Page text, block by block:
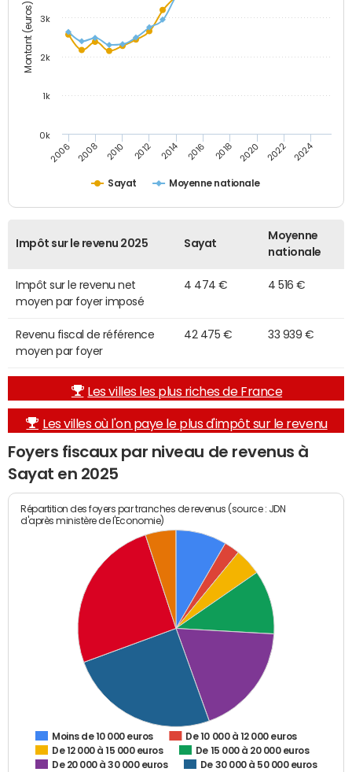
Montant (euros)
Sayat Moyenne nationale
2006 2008 2010 2012 2014 2016 2018 2020 2022 2024
0k
1k
2k
3k
Impôt sur le revenu 2025 Sayat
Moyenne
nationale
Impôt sur le revenu net
moyen par foyer imposé
4 474 € 4 516 €
Revenu fiscal de référence
moyen par foyer
42 475 € 33 939 €
Les villes les plus riches de France
Les villes où l'on paye le plus d'impôt sur le revenu
Foyers fiscaux par niveau de revenus à
Sayat en 2025
Répartition des foyers par tranches de revenus (source : JDN
d'après ministère de l'Economie)
Moins de 10 000 euros
De 10 000 à 12 000 euros
De 12 000 à 15 000 euros
De 15 000 à 20 000 euros
De 20 000 à 30 000 euros
De 30 000 à 50 000 euros